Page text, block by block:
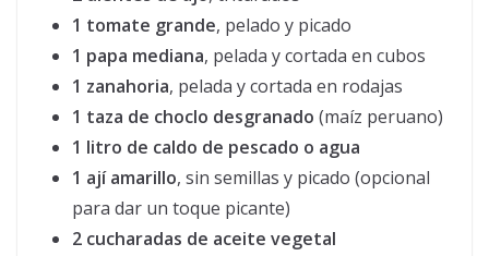
1 tomate grande, pelado y picado
1 papa mediana, pelada y cortada en cubos
1 zanahoria, pelada y cortada en rodajas
1 taza de choclo desgranado (maíz peruano)
1 litro de caldo de pescado o agua
1 ají amarillo, sin semillas y picado (opcional
para dar un toque picante)
2 cucharadas de aceite vegetal